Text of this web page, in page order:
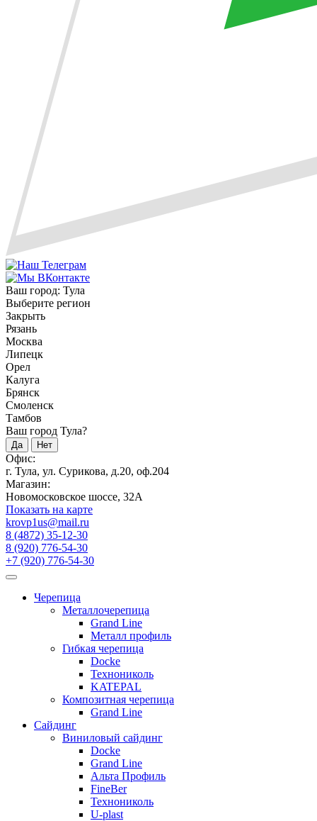
Ваш город: Тула
Выберите регион
Закрыть
Рязань
Москва
Липецк
Орел
Калуга
Брянск
Смоленск
Тамбов
Ваш город Тула?
Да Нет
Офис:
г. Тула, ул. Сурикова, д.20, оф.204
Магазин:
Новомосковское шоссе, 32А
Показать на карте
krovp1us@mail.ru
8 (4872) 35-12-30
8 (920) 776-54-30
+7 (920) 776-54-30
Черепица
Металлочерепица
Grand Line
Металл профиль
Гибкая черепица
Docke
Технониколь
KATEPAL
Композитная черепица
Grand Line
Сайдинг
Виниловый сайдинг
Docke
Grand Line
Альта Профиль
FineBer
Технониколь
U-plast